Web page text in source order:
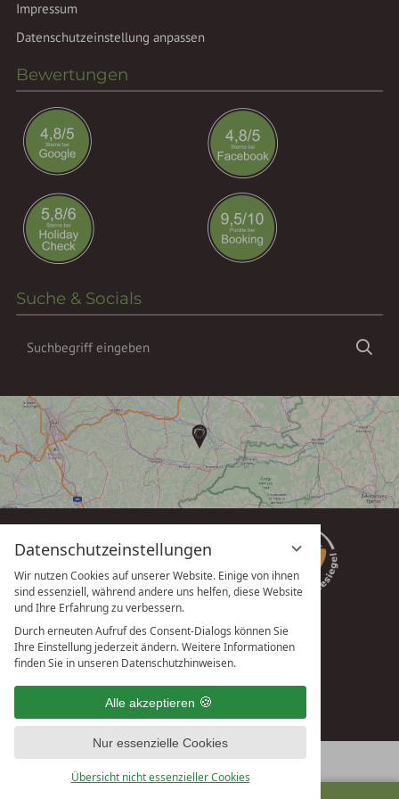
Datenschutzeinstellungen
Wir nutzen Cookies auf unserer Website. Einige von ihnen
sind essenziell, während andere uns helfen, diese Website
und Ihre Erfahrung zu verbessern.
Durch erneuten Aufruf des Consent-Dialogs können Sie
Ihre Einstellung jederzeit ändern. Weitere Informationen
finden Sie in unseren Datenschutzhinweisen.
Alle akzeptieren
Nur essenzielle Cookies
Übersicht nicht essenzieller Cookies
Impressum
Datenschutzeinstellung anpassen
Bewertungen
Suche & Socials
Suchbegriff
vioma GmbH